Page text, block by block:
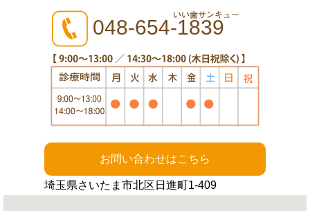
048-654-1839
お問い合わせはこちら
埼玉県さいたま市北区日進町1-409